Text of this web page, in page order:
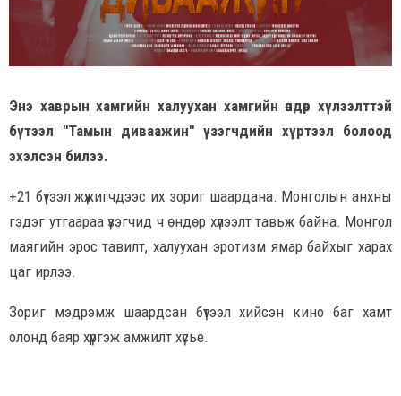
Энэ хаврын хамгийн халуухан хамгийн өндөр хүлээлттэй
бүтээл "Тамын диваажин" үзэгчдийн хүртээл болоод
эхэлсэн билээ.
+21 бүтээл жүжигчдээс их зориг шаардана. Монголын анхны
гэдэг утгаараа үзэгчид ч өндөр хүлээлт тавьж байна. Монгол
маягийн эрос тавилт, халуухан эротизм ямар байхыг харах
цаг ирлээ.
Зориг мэдрэмж шаардсан бүтээл хийсэн кино баг хамт
олонд баяр хүргэж амжилт хүсье.